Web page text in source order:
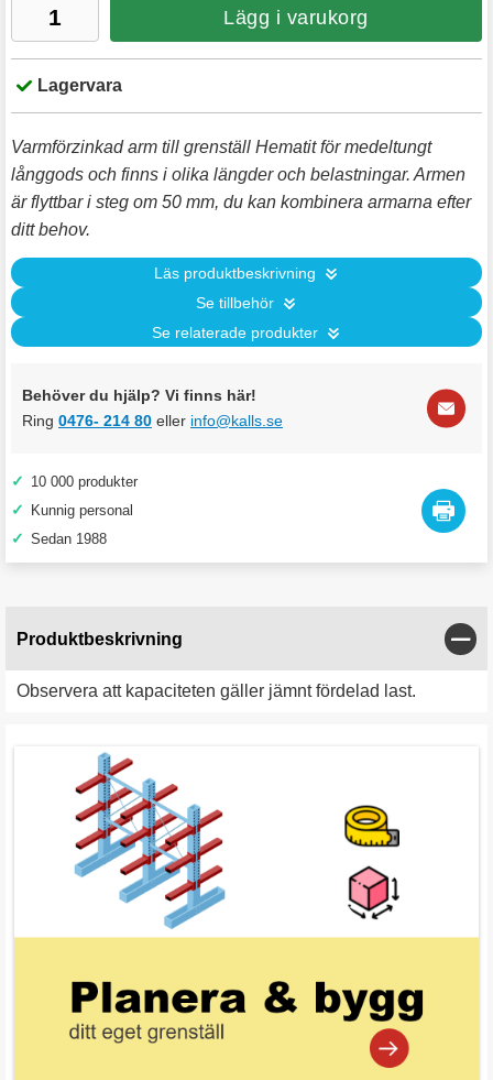
Lägg i varukorg
Lagervara
Varmförzinkad arm till grenställ Hematit för medeltungt
långgods och finns i olika längder och belastningar. Armen
är flyttbar i steg om 50 mm, du kan kombinera armarna efter
ditt behov.
Läs produktbeskrivning
Se tillbehör
Se relaterade produkter
Behöver du hjälp? Vi finns här!
Ring 0476- 214 80 eller info@kalls.se
✓ 10 000 produkter
✓ Kunnig personal
✓ Sedan 1988
Produktbeskrivning
Observera att kapaciteten gäller jämnt fördelad last.